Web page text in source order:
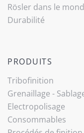
Rösler dans le
Durabilité
PRODUITS
Tribo­finition
Grenaillage -
Electropolisage
Consommables